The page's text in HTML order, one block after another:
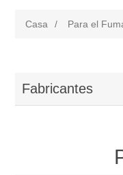
Casa / Para el
Fabricantes